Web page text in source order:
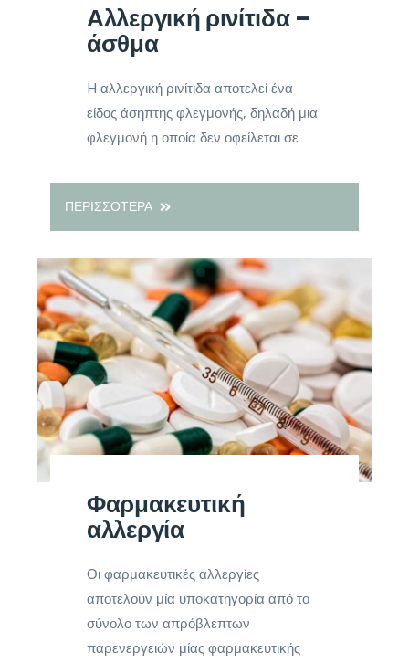
Αλλεργική ρινίτιδα –
άσθμα
H αλλεργική ρινίτιδα αποτελεί ένα
είδος άσηπτης φλεγμονής, δηλαδή μια
φλεγμονή η οποία δεν οφείλεται σε
ΠΕΡΙΣΣΟΤΕΡΑ
Φαρμακευτική
αλλεργία
Οι φαρμακευτικές αλλεργίες
αποτελούν μία υποκατηγορία από το
σύνολο των απρόβλεπτων
παρενεργειών μίας φαρμακευτικής